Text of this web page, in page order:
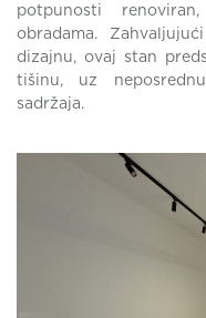
potpunosti
obradama.
dizajnu, ovaj stan
tišinu, uz
sadržaja.